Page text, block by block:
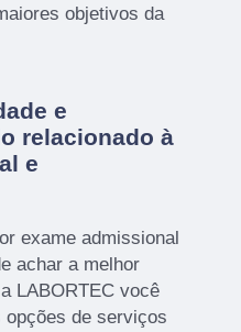
objetivos da
e
relacionado à
e
exame admissional
achar a melhor
LABORTEC você
opções de serviços